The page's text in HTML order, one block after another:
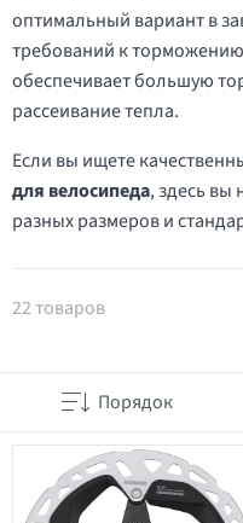
оптимальный вариант в
требований к
обеспечивает большую
рассеивание тепла.
Если вы ищете
для велосипеда, здесь
разных размеров и
Товары в категории
22 товаров
Порядок